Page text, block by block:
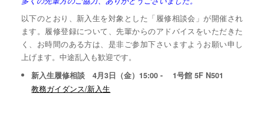
以下のとおり、新入生を対象とした「履修相談会」が開催され
ます。履修登録について、先輩からのアドバイスをいただきた
く、お時間のある方は、是非ご参加下さいますようお願い申し
上げます。中途乱入も歓迎です。
新入生履修相談 4月3日（金）15:00 - 1号館 5F N501
教務ガイダンス/新入生